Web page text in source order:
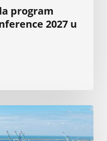
program
2027 u